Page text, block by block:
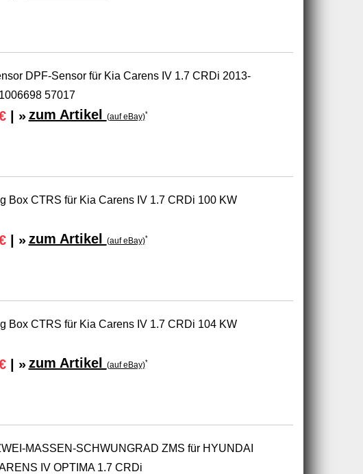
DPF-Sensor für Kia Carens IV 1.7 CRDi 2013-
57017
| » zum Artikel (auf eBay)*
Box CTRS für Kia Carens IV 1.7 CRDi 100 KW
| » zum Artikel (auf eBay)*
Box CTRS für Kia Carens IV 1.7 CRDi 104 KW
| » zum Artikel (auf eBay)*
MASSEN-SCHWUNGRAD ZMS für HYUNDAI
IV OPTIMA 1.7 CRDi